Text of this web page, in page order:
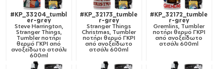
#KP_33204_tumbl
er-grey
Steve Harrington,
Stranger Things,
Tumbler ποτήρι
θερμό ΓΚΡΙ από
ανοξείδωτο ατσάλι
600ml
#KP_32173_tumble
r-grey
Stranger Things
Christmas, Tumbler
ποτήρι θερμό ΓΚΡΙ
από ανοξείδωτο
ατσάλι 600ml
#KP_32172_tumble
r-grey
Gremlins, Tumbler
ποτήρι θερμό ΓΚΡΙ
από ανοξείδωτο
ατσάλι 600ml